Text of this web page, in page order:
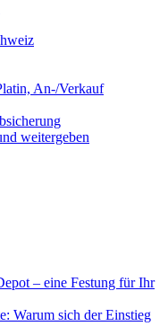
An-/Verkauf
weitergeben
– eine Festung für Ihr
Warum sich der Einstieg